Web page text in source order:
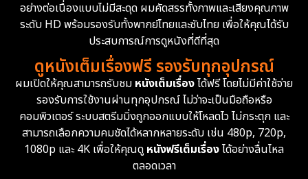
Documentary สารคดี 93
Drama ดราม่า
Dystopian 16
Emotional 61
Epic มหากาพย์ 213
อย่างต่อเนื่องแบบไม่มีสะดุด ผมคัดสรรทั้งภาพและเสียงคุณภาพ
ระดับ HD พร้อมรองรับทั้งพากย์ไทยและซับไทย เพื่อให้คุณได้รับ
ประสบการณ์การดูหนังที่ดีที่สุด
ดูหนังเต็มเรื่องฟรี รองรับทุกอุปกรณ์
ผมเปิดให้คุณสามารถรับชม หนังเต็มเรื่องได้ฟรี โดยไม่มีค่าใช้จ่าย
รองรับการใช้งานผ่านทุกอุปกรณ์ ไม่ว่าจะเป็นมือถือหรือ
คอมพิวเตอร์ ระบบสตรีมมิ่งถูกออกแบบให้โหลดไว ไม่กระตุก และ
สามารถเลือกความคมชัดได้หลากหลายระดับ เช่น 480p, 720p,
1080p และ 4K เพื่อให้คุณดูหนังฟรีเต็มเรื่องได้อย่างลื่นไหล
ตลอดเวลา